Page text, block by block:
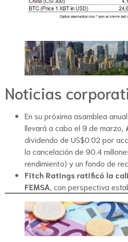
Noticias
En su próxima asamblea
llevará a cabo el 9 de marzo,
dividendo de US$0.02 por
la cancelación de 90.4
rendimiento) y un fondo de
Fitch Ratings ratificó la
FEMSA , con perspectiva